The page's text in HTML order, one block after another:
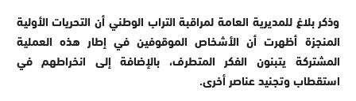
وذكر بلاغ للمديرية العامة لمراقبة التراب الوطني أن التحريات الأولية
المنجزة أظهرت أن الأشخاص الموقوفين في إطار هذه العملية
المشتركة يتبنون الفكر المتطرف، بالإضافة إلى انخراطهم في
استقطاب وتجنيد عناصر أخرى.